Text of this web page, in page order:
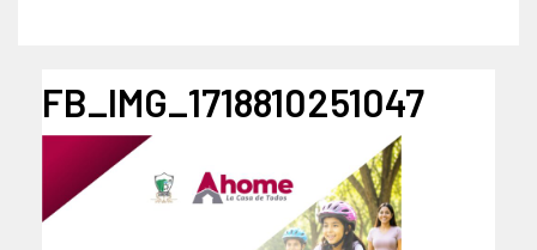
FB_IMG_1718810251047